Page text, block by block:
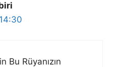
Bu Rüyanızın